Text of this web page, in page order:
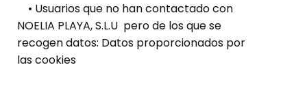
• Usuarios que no han contactado con
NOELIA PLAYA, S.L.U pero de los que se
recogen datos: Datos proporcionados por
las cookies